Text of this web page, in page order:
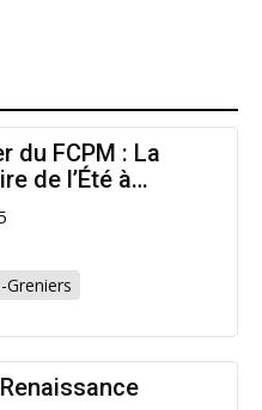
du FCPM : La
de l’Été à
Greniers